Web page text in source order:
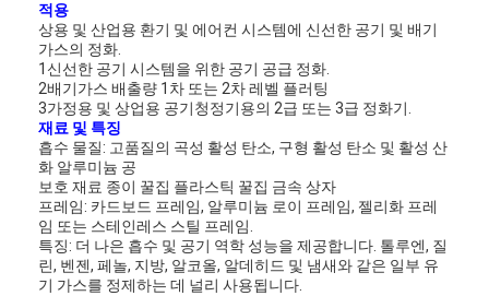
적용
상용 및 산업용 환기 및 에어컨 시스템에 신선한 공기 및 배기
가스의 정화.
1신선한 공기 시스템을 위한 공기 공급 정화.
2배기가스 배출량 1차 또는 2차 레벨 플러팅
3가정용 및 상업용 공기청정기용의 2급 또는 3급 정화기.
재료 및 특징
흡수 물질: 고품질의 곡성 활성 탄소, 구형 활성 탄소 및 활성 산
화 알루미늄 공
보호 재료 종이 꿀집 플라스틱 꿀집 금속 상자
프레임: 카드보드 프레임, 알루미늄 로이 프레임, 젤리화 프레
임 또는 스테인레스 스틸 프레임.
특징: 더 나은 흡수 및 공기 역학 성능을 제공합니다. 톨루엔, 질
린, 벤젠, 페놀, 지방, 알코올, 알데히드 및 냄새와 같은 일부 유
기 가스를 정제하는 데 널리 사용됩니다.